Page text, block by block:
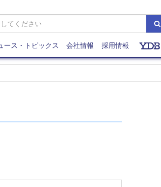
ース・トピックス 会社情報 採用情報